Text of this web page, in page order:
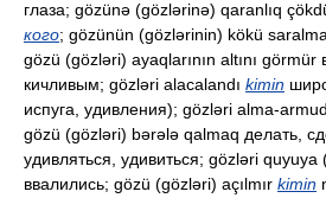
глаза; gözünə (gözlərinə) qaranlıq
кого; gözünün (gözlərinin) kökü
gözü (gözləri) ayaqlarının altını görmür
кичливым; gözləri alacalandı kimin
испуга, удивления); gözləri alma-
gözü (gözləri) bərələ qalmaq делать,
удивляться, удивиться; gözləri quyuya
ввалились; gözü (gözləri) açılmır kimin